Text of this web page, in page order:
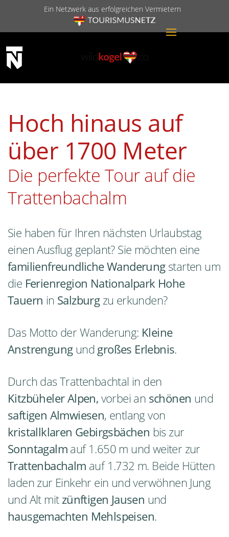
Ein Netzwerk aus erfolgreichen Vermietern
Hoch hinaus auf
über 1700 Meter
Die perfekte Tour auf die
Trattenbachalm
Sie haben für Ihren nächsten Urlaubstag
einen Ausflug geplant? Sie möchten eine
familienfreundliche Wanderung starten um
die Ferienregion Nationalpark Hohe
Tauern in Salzburgzu erkunden?
Das Motto der Wanderung: Kleine
Anstrengung und großes Erlebnis.
Durch das Trattenbachtal in den
Kitzbüheler Alpen, vorbei an schönen und
saftigen Almwiesen, entlang von
kristallklaren Gebirgsbächen bis zur
Sonntagalm auf 1.650 m und weiter zur
Trattenbachalm auf 1.732 m. Beide Hütten
laden zur Einkehr ein und verwöhnen Jung
und Alt mit zünftigen Jausen und
hausgemachten Mehlspeisen.